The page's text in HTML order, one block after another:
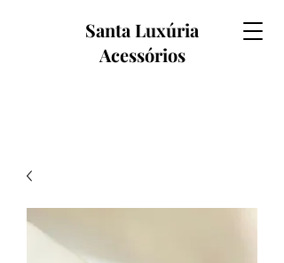
Santa Luxúria
Acessórios